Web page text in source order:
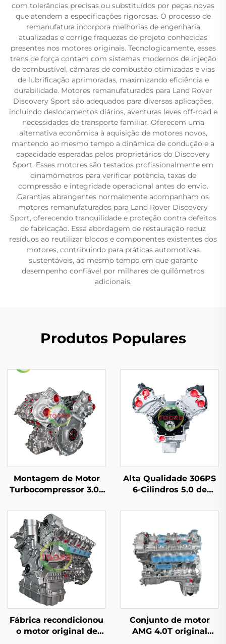
com tolerâncias precisas ou substituídos por peças novas
que atendem a especificações rigorosas. O processo de
remanufatura incorpora melhorias de engenharia
atualizadas e corrige fraquezas de projeto conhecidas
presentes nos motores originais. Tecnologicamente, esses
trens de força contam com sistemas modernos de injeção
de combustível, câmaras de combustão otimizadas e vias
de lubrificação aprimoradas, maximizando eficiência e
durabilidade. Motores remanufaturados para Land Rover
Discovery Sport são adequados para diversas aplicações,
incluindo deslocamentos diários, aventuras leves off-road e
necessidades de transporte familiar. Oferecem uma
alternativa econômica à aquisição de motores novos,
mantendo ao mesmo tempo a dinâmica de condução e a
capacidade esperadas pelos proprietários do Discovery
Sport. Esses motores são testados profissionalmente em
dinamômetros para verificar potência, taxas de
compressão e integridade operacional antes do envio.
Garantias abrangentes normalmente acompanham os
motores remanufaturados para Land Rover Discovery
Sport, oferecendo tranquilidade e proteção contra defeitos
de fabricação. Essa abordagem de restauração reduz
resíduos ao reutilizar blocos e componentes existentes dos
motores, contribuindo para práticas automotivas
sustentáveis, ao mesmo tempo em que garante
desempenho confiável por milhares de quilômetros
adicionais.
Produtos Populares
Montagem de Motor
Turbocompressor 3.0T
para Audi Q7 A6 A8
VW Touareg para
Porsche Cayenne CJT
CJTA CJTB CJTC
EA837
Alta Qualidade 306PS
6-Cilindros 5.0 de
Conjunto de Motor
Direto da Fábrica para
Land Rover Defender
Fábrica recondicionou
o motor original de
Conjunto de motor
AMG 4.0T original